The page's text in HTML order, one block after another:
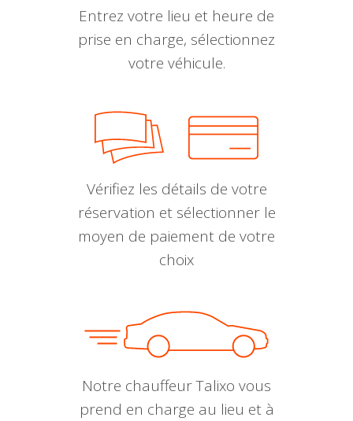
Entrez votre lieu et heure de
prise en charge, sélectionnez
votre véhicule.
Vérifiez les détails de votre
réservation et sélectionner le
moyen de paiement de votre
choix
Notre chauffeur Talixo vous
prend en charge au lieu et à